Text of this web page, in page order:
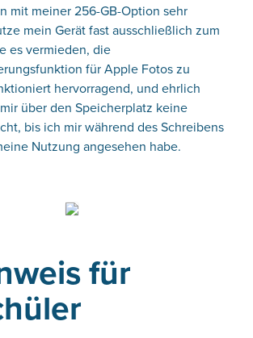
mit meiner 256-GB-Option sehr
mein Gerät fast ausschließlich zum
es vermieden, die
für Apple Fotos zu
hervorragend, und ehrlich
über den Speicherplatz keine
bis ich mir während des Schreibens
Nutzung angesehen habe.
für